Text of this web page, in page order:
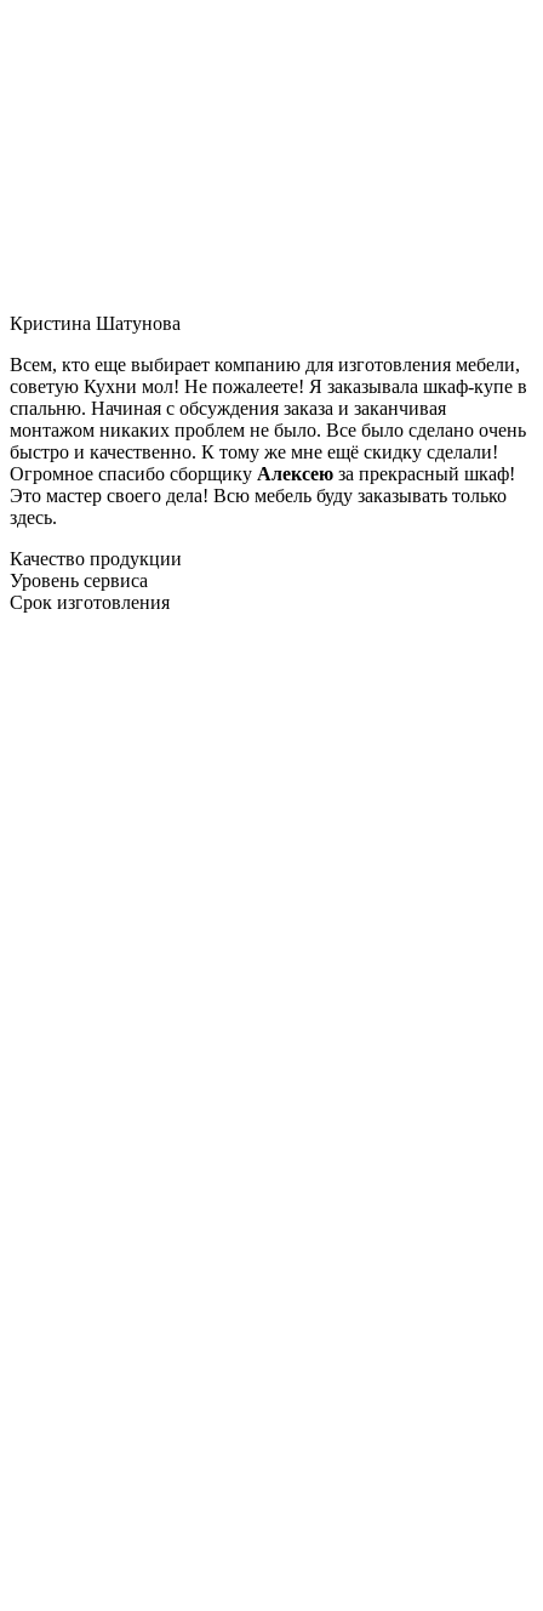
Кристина Шатунова
Всем, кто еще выбирает компанию для изготовления мебели,
советую Кухни мол! Не пожалеете! Я заказывала шкаф-купе в
спальню. Начиная с обсуждения заказа и заканчивая
монтажом никаких проблем не было. Все было сделано очень
быстро и качественно. К тому же мне ещё скидку сделали!
Огромное спасибо сборщику Алексею за прекрасный шкаф!
Это мастер своего дела! Всю мебель буду заказывать только
здесь.
Качество продукции
Уровень сервиса
Срок изготовления